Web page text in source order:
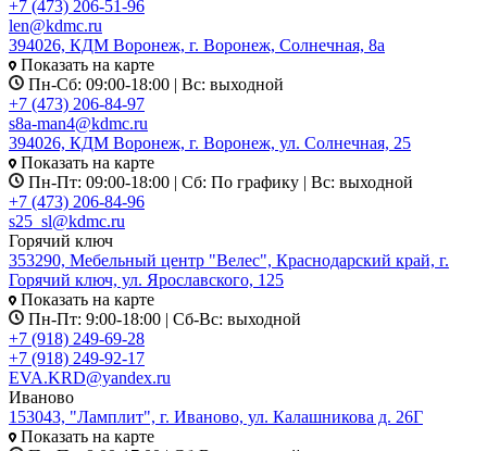
+7 (473) 206-51-96
len@kdmc.ru
394026, КДМ Воронеж, г. Воронеж, Солнечная, 8а
Показать на карте
Пн-Сб: 09:00-18:00 | Вс: выходной
+7 (473) 206-84-97
s8a-man4@kdmc.ru
394026, КДМ Воронеж, г. Воронеж, ул. Солнечная, 25
Показать на карте
Пн-Пт: 09:00-18:00 | Сб: По графику | Вс: выходной
+7 (473) 206-84-96
s25_sl@kdmc.ru
Горячий ключ
353290, Мебельный центр "Велес", Краснодарский край, г.
Горячий ключ, ул. Ярославского, 125
Показать на карте
Пн-Пт: 9:00-18:00 | Сб-Вс: выходной
+7 (918) 249-69-28
+7 (918) 249-92-17
EVA.KRD@yandex.ru
Иваново
153043, "Ламплит", г. Иваново, ул. Калашникова д. 26Г
Показать на карте